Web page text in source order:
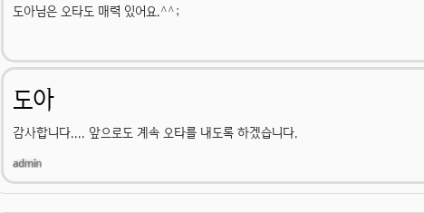
도아님은 오타도 매력 있어요.^^;
도아
감사합니다.... 앞으로도 계속 오타를 내도록 하겠습니다.